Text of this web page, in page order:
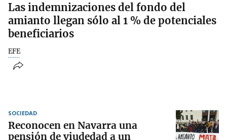
Las indemnizaciones del fondo del
amianto llegan sólo al 1 % de potenciales
beneficiarios
EFE
SOCIEDAD
Reconocen en Navarra una
pensión de viudedad a un